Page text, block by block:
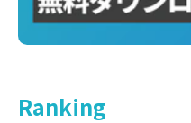
Ranking